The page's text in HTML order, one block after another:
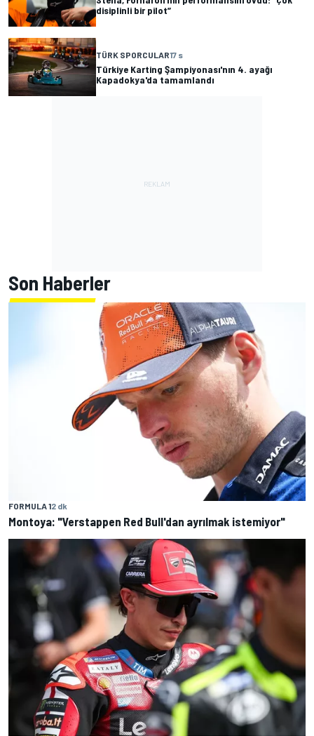
disiplinli bir pilot”
TÜRK SPORCULAR17 s
Türkiye Karting Şampiyonası'nın 4. ayağı
Kapadokya'da tamamlandı
Son Haberler
FORMULA 12 dk
Montoya: "Verstappen Red Bull'dan ayrılmak istemiyor"